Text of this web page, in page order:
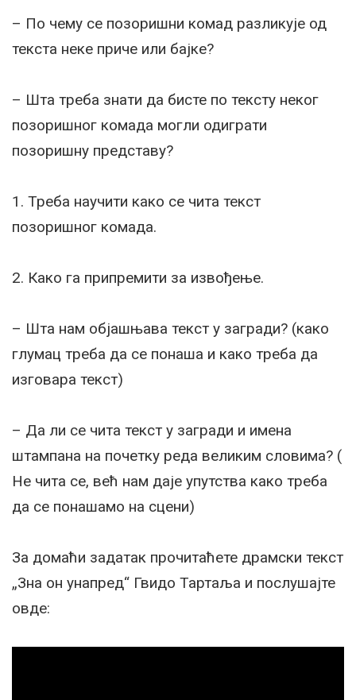
– По чему се позоришни комад разликује од
текста неке приче или бајке?
– Шта треба знати да бисте по тексту неког
позоришног комада могли одиграти
позоришну представу?
1. Треба научити како се чита текст
позоришног комада.
2. Како га припремити за извођење.
– Шта нам објашњава текст у загради? (како
глумац треба да се понаша и како треба да
изговара текст)
– Да ли се чита текст у загради и имена
штампана на почетку реда великим словима? (
Не чита се, већ нам даје упутства како треба
да се понашамо на сцени)
За домаћи задатак прочитаћете драмски текст
„Зна он унапред“ Гвидо Тартаља и послушајте
овде: